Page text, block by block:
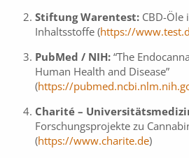
Stiftung Warentest: CBD-Öle
Inhaltsstoffe (https://
PubMed / NIH: “The
Human Health and Disease”
(https://
Charité –
Forschungsprojekte zu
(https://www.charite.de)